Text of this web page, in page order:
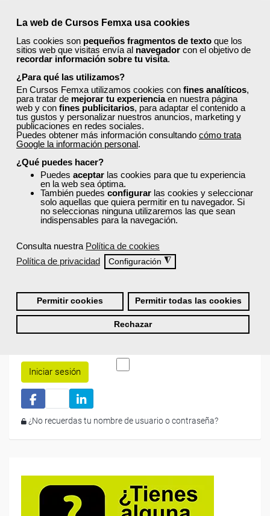
La web de Cursos Femxa usa cookies
Las cookies son pequeños fragmentos de texto que los
sitios web que visitas envía al navegador con el objetivo de
recordar información sobre tu visita.
¿Para qué las utilizamos?
En Cursos Femxa utilizamos cookies con fines analíticos,
para tratar de mejorar tu experienciaen nuestra página
web y con fines publicitarios, para adaptar el contenido a
tus gustos y personalizar nuestros anuncios, marketing y
publicaciones en redes sociales.
Puedes obtener más información consultando cómo trata
Google la información personal.
¿Qué puedes hacer?
Puedes aceptar las cookies para que tu experiencia
en la web sea óptima.
También puedes configurar las cookies y seleccionar
solo aquellas que quiera permitir en tu navegador. Si
no seleccionas ninguna utilizaremos las que sean
indispensables para la navegación.
Consulta nuestra Política de cookies
Política de privacidad
Configuración ◮
Permitir cookies Permitir todas las cookies
Rechazar
¿Qué ofrece Femxa al alumno una vez
finaliza su formación?
gratuito?
¡Únete a la Comunidad Femxa!
Actualmenteeste curso está cerrado
disponibles.
Si todavía no tienes cuenta de usuario,regístrate, indicando
tu sector profesional y tus preferencias formativas. Si ya
búsqueda para encontrar los cursos que se ajusten a tu
perfil.
Iniciar sesión
¿No recuerdas tu nombre de usuario o contraseña?